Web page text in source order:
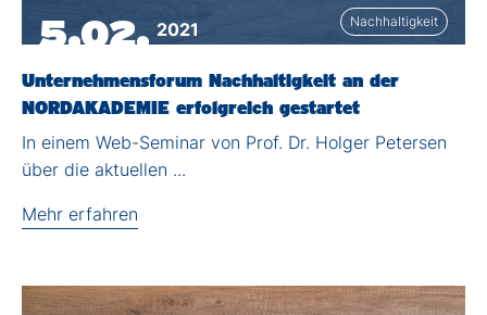
5.02. 2021 Nachhaltigkeit
Unternehmensforum Nachhaltigkeit an der
NORDAKADEMIE erfolgreich gestartet
In einem Web-Seminar von Prof. Dr. Holger Petersen
über die aktuellen ...
Mehr erfahren